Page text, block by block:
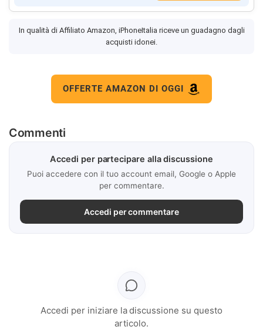
In qualità di Affiliato Amazon, iPhoneItalia riceve un guadagno dagli
acquisti idonei.
OFFERTE AMAZON DI OGGI
Commenti
Accedi per partecipare alla discussione
Puoi accedere con il tuo account email, Google o Apple
per commentare.
Accedi per commentare
Accedi per iniziare la discussione su questo
articolo.